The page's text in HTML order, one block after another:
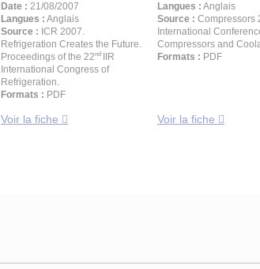
Date : 21/08/2007
Langues : Anglais
Source : ICR 2007.
Refrigeration Creates the Future.
Proceedings of the 22nd
IIR
International Congress of
Refrigeration.
Formats : PDF
Voir la fiche
Langues : Anglais
Source : Compressors
International
Compressors and
Formats : PDF
Voir la fiche